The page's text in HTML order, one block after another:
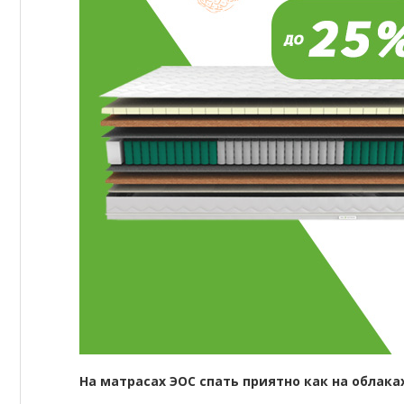
На матрасах ЭОС спать приятно как на